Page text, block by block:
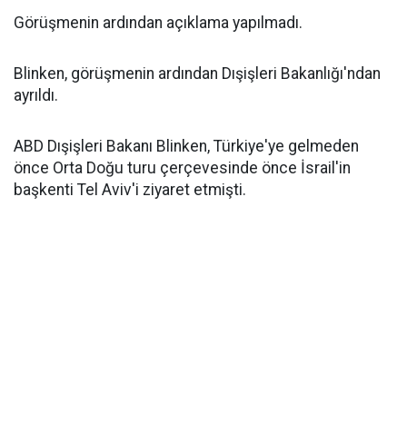
Görüşmenin ardından açıklama yapılmadı.
Blinken, görüşmenin ardından Dışişleri Bakanlığı'ndan
ayrıldı.
ABD Dışişleri Bakanı Blinken, Türkiye'ye gelmeden
önce Orta Doğu turu çerçevesinde önce İsrail'in
başkenti Tel Aviv'i ziyaret etmişti.